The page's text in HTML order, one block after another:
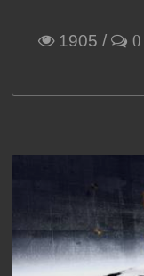
1905 / 0